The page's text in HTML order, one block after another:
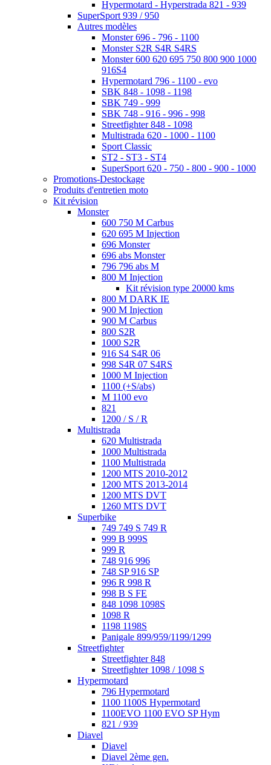
Hypermotard - Hyperstrada 821 - 939
SuperSport 939 / 950
Autres modèles
Monster 696 - 796 - 1100
Monster S2R S4R S4RS
Monster 600 620 695 750 800 900 1000
916S4
Hypermotard 796 - 1100 - evo
SBK 848 - 1098 - 1198
SBK 749 - 999
SBK 748 - 916 - 996 - 998
Streetfighter 848 - 1098
Multistrada 620 - 1000 - 1100
Sport Classic
ST2 - ST3 - ST4
SuperSport 620 - 750 - 800 - 900 - 1000
Promotions-Destockage
Produits d'entretien moto
Kit révision
Monster
600 750 M Carbus
620 695 M Injection
696 Monster
696 abs Monster
796 796 abs M
800 M Injection
Kit révision type 20000 kms
800 M DARK IE
900 M Injection
900 M Carbus
800 S2R
1000 S2R
916 S4 S4R 06
998 S4R 07 S4RS
1000 M Injection
1100 (+S/abs)
M 1100 evo
821
1200 / S / R
Multistrada
620 Multistrada
1000 Multistrada
1100 Multistrada
1200 MTS 2010-2012
1200 MTS 2013-2014
1200 MTS DVT
1260 MTS DVT
Superbike
749 749 S 749 R
999 B 999S
999 R
748 916 996
748 SP 916 SP
996 R 998 R
998 B S FE
848 1098 1098S
1098 R
1198 1198S
Panigale 899/959/1199/1299
Streetfighter
Streetfighter 848
Streetfighter 1098 / 1098 S
Hypermotard
796 Hypermotard
1100 1100S Hypermotard
1100EVO 1100 EVO SP Hym
821 / 939
Diavel
Diavel
Diavel 2ème gen.